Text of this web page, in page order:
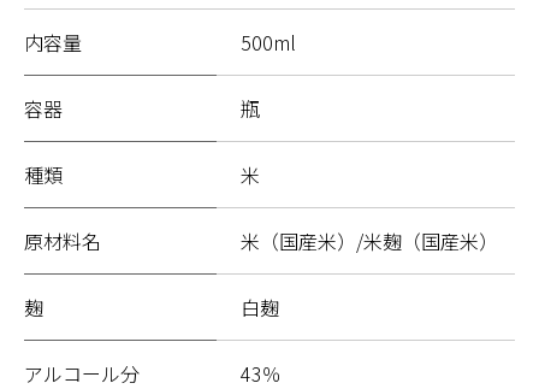
内容量 500ml
容器 瓶
種類 米
原材料名 米（国産米）/米麹（国産米）
麹 白麹
アルコール分 43％